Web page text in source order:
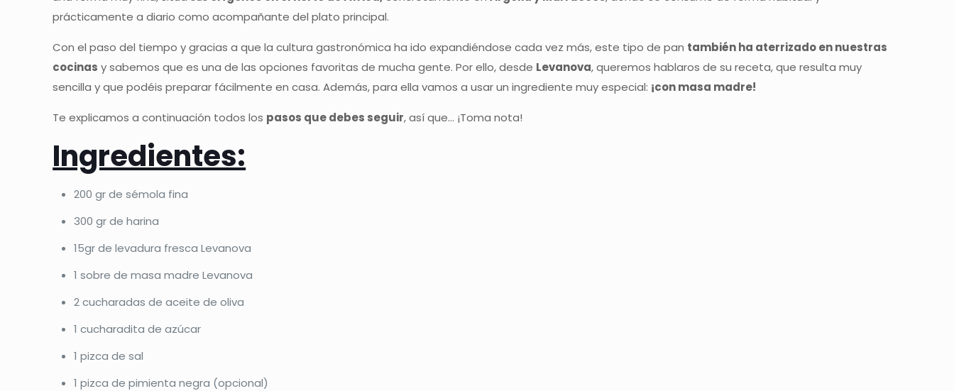
prácticamente a diario como acompañante del plato principal.
Con el paso del tiempo y gracias a que la cultura gastronómica ha ido expandiéndose cada vez más, este tipo de pan también ha aterrizado en nuestras
cocinas y sabemos que es una de las opciones favoritas de mucha gente. Por ello, desde Levanova, queremos hablaros de su receta, que resulta muy
sencilla y que podéis preparar fácilmente en casa. Además, para ella vamos a usar un ingrediente muy especial: ¡con masa madre!
Te explicamos a continuación todos los pasos que debes seguir, así que… ¡Toma nota!
Ingredientes:
200 gr de sémola fina
300 gr de harina
15gr de levadura fresca Levanova
1 sobre de masa madre Levanova
2 cucharadas de aceite de oliva
1 cucharadita de azúcar
1 pizca de sal
1 pizca de pimienta negra (opcional)